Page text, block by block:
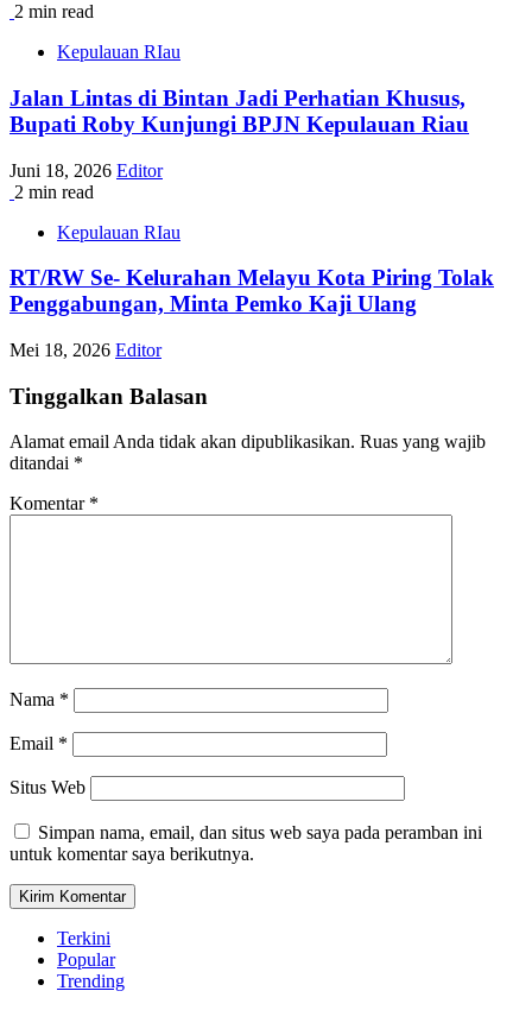
2 min read
Kepulauan RIau
Jalan Lintas di Bintan Jadi Perhatian Khusus,
Bupati Roby Kunjungi BPJN Kepulauan Riau
Juni 18, 2026 Editor
2 min read
Kepulauan RIau
RT/RW Se- Kelurahan Melayu Kota Piring Tolak
Penggabungan, Minta Pemko Kaji Ulang
Mei 18, 2026 Editor
Tinggalkan Balasan
Alamat email Anda tidak akan dipublikasikan. Ruas yang wajib
ditandai *
Komentar *
Nama *
Email *
Situs Web
Simpan nama, email, dan situs web saya pada peramban ini
untuk komentar saya berikutnya.
Terkini
Popular
Trending